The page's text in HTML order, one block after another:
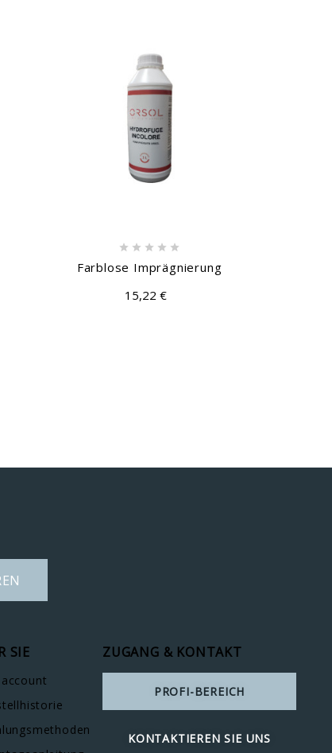
    
Farblose Imprägnierung
15,22 €
SIE ZUGANG & KONTAKT
PROFI-BEREICH
KONTAKTIEREN SIE UNS